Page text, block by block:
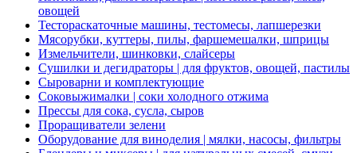
овощей
Тестораскаточные машины, тестомесы, лапшерезки
Мясорубки, куттеры, пилы, фаршемешалки, шприцы
Измельчители, шинковки, слайсеры
Сушилки и дегидраторы | для фруктов, овощей, пастилы
Сыроварни и комплектующие
Соковыжималки | соки холодного отжима
Прессы для сока, сусла, сыров
Проращиватели зелени
Оборудование для виноделия | мялки, насосы, фильтры